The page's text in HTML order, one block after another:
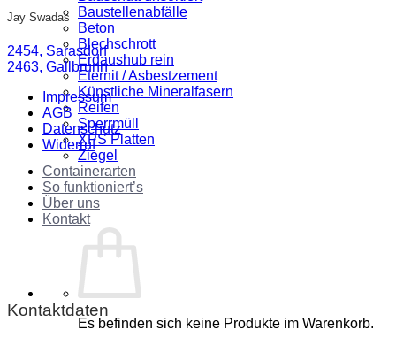
Baustellenabfälle
Beton
Blechschrott
Erdaushub rein
Eternit / Asbestzement
Künstliche Mineralfasern
Reifen
Sperrmüll
XPS Platten
Ziegel
Containerarten
So funktioniert’s
Über uns
Kontakt
Es befinden sich keine Produkte im Warenkorb.
Jay Swadas
2454, Sarasdorf
2463, Gallbrunn
Impressum
AGB
Datenschutz
Widerruf
Kontaktdaten